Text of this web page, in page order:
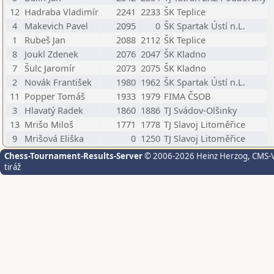
12 Hadraba Vladimír 2241 2233 ŠK Teplice
4
Makevich Pavel 2095 0 ŠK Spartak Ústí n.L.
1
Rubeš Jan 2088 2112 ŠK Teplice
8
Joukl Zdenek 2076 2047 ŠK Kladno
7
Šulc Jaromír 2073 2075 ŠK Kladno
2
Novák František 1980 1962 ŠK Spartak Ústí n.L.
11 Popper Tomáš 1933 1979 FIMA ČSOB
3
Hlavatý Radek 1860 1886 TJ Svádov-Olšinky
13 Mrišo Miloš 1771 1778 TJ Slavoj Litoměřice
9
Mrišová Eliška 0 1250 TJ Slavoj Litoměřice
Chess-Tournament-Results-Server© 2006-2026 Heinz Herzog,
tiráž